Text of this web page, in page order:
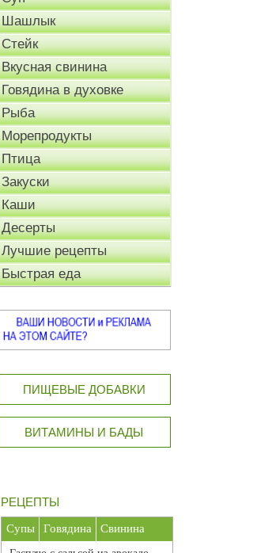
Шашлык
Стейк
Вкусная свинина
Говядина в духовке
Рыба
Морепродукты
Птица
Закуски
Каши
Десерты
Лучшие рецепты
Быстрая еда
ПИЩЕВЫЕ ДОБАВКИ
ВИТАМИНЫ И БАДЫ
РЕЦЕПТЫ
Супы Говядина Свинина